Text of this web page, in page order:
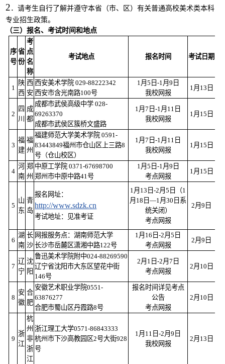
2 ．请考生自行了解并遵守本省（市、区）有关普通高校美术类本科
专业招生政策。
（三）报名、考试时间和地点
序
号
省
份
考
点
名
称
考试地点 报名时间 考试日期
1
陕
西
西
安
西安美术学院 029-88222342
西安市含光南路100号
1月5日-1月9日
我校网报
1月13日
2
四
川
成
都
成都市武侯高级中学 028-
69263370
成都市武侯区簇桥文盛路
1月7日-1月11日
我校网报
1月15日
3
福
建
福
州
福建师范大学美术学院 0591-
83443849福州市仓山区上三路8
号（仓山校区）
1月7日-1月11日
我校网报
1月15日
4
河
南
郑
州
中原工学院 0371-67698700
郑州市中原中路41号
1月5日-1月9日
考点网报
1月15日
5
山
东
青
岛
报名网址：
http://www.sdzk.cn
考试地址：见准考证
1月13日-2月5日（1
月18日—1月30日系
统关闭）
考点网报
2月9日
6
湖
南
长
沙
网报服务点：湖南师范大学
长沙市岳麓区潇湘中路122号
1月16日-2月5日
考点网报
2月9日
7
辽
宁
沈
阳
鲁迅美术学院附中024-88269590
辽宁省沈阳市大东区望花中街
146号
2月1日-2月7日
考点网报
2月10日
8
安
徽
合
肥
安徽艺术职业学院0551-
63876277
合肥市蜀山区丹霞路8号
报名时间详见考点
公告
考点网报
2月10日
9
浙
江
杭
州
非
浙
江
浙江理工大学0571-86843333
杭州市下沙高教园区2号大街928
号
1月11日-2月9日
我校网报
2月13日